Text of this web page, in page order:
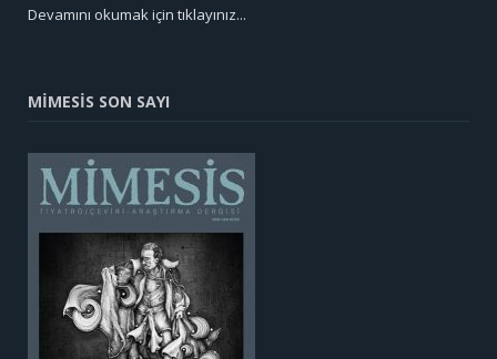
Devamını okumak için tıklayınız...
MİMESİS SON SAYI